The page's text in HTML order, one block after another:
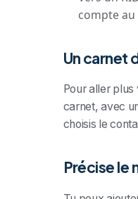
compte
Un carnet
Pour aller
carnet, avec
choisis le
Précise le